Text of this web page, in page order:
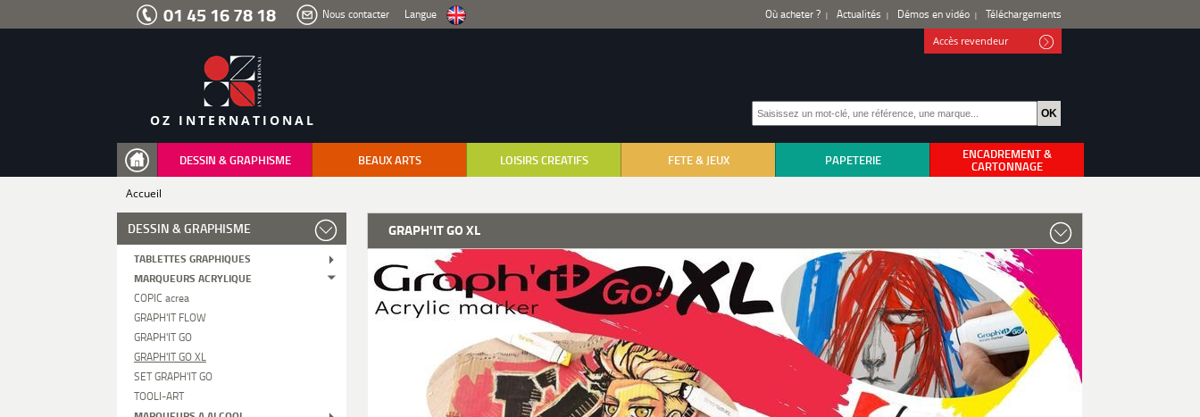
menu
01 45 16 78 18 Nous contacter Langue Où acheter ? Actualités Démos en vidéo Téléchargements
OZ INTERNATIONAL
Accès revendeur
DESSIN & GRAPHISME BEAUX ARTS LOISIRS CREATIFS FETE & JEUX PAPETERIE ENCADREMENT &
CARTONNAGE
Accueil
DESSIN & GRAPHISME
TABLETTES GRAPHIQUES
MARQUEURS ACRYLIQUE
COPIC acrea
GRAPH'IT FLOW
GRAPH'IT GO
GRAPH'IT GO XL
SET GRAPH'IT GO
TOOLI-ART
GRAPH'IT GO XL